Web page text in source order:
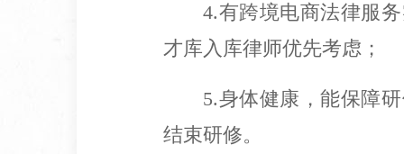
4.有跨境电商法律服
才库入库律师优先考虑；
5.身体健康，能保障
结束研修。